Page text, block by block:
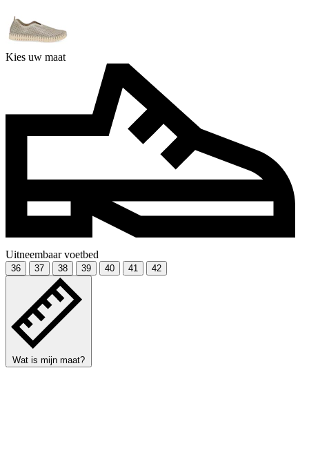
Kies uw maat
Uitneembaar voetbed
36 37 38 39 40 41 42
Wat is mijn maat?